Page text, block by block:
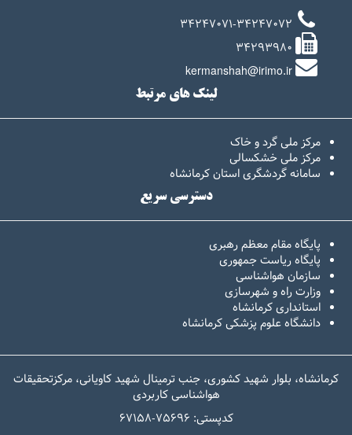
34247071-34247072
34293980
kermanshah@irimo.ir
لینک های مرتبط
مرکز ملی گرد و خاک
مرکز ملی خشکسالی
سامانه گردشگری استان کرمانشاه
دسترسی سریع
پایگاه مقام معظم رهبری
پایگاه ریاست جمهوری
سازمان هواشناسی
وزارت راه و شهرسازی
استانداری کرمانشاه
دانشگاه علوم پزشکی کرمانشاه
کرمانشاه، بلوار شهید کشوری، جنب ترمینال شهید کاویانی، مرکزتحقیقات
هواشناسی کاربردی
67158-کدپستی: 75696